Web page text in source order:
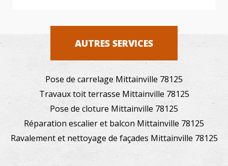
AUTRES SERVICES
Pose de carrelage Mittainville 78125
Travaux toit terrasse Mittainville 78125
Pose de cloture Mittainville 78125
Réparation escalier et balcon Mittainville 78125
Ravalement et nettoyage de façades Mittainville 78125